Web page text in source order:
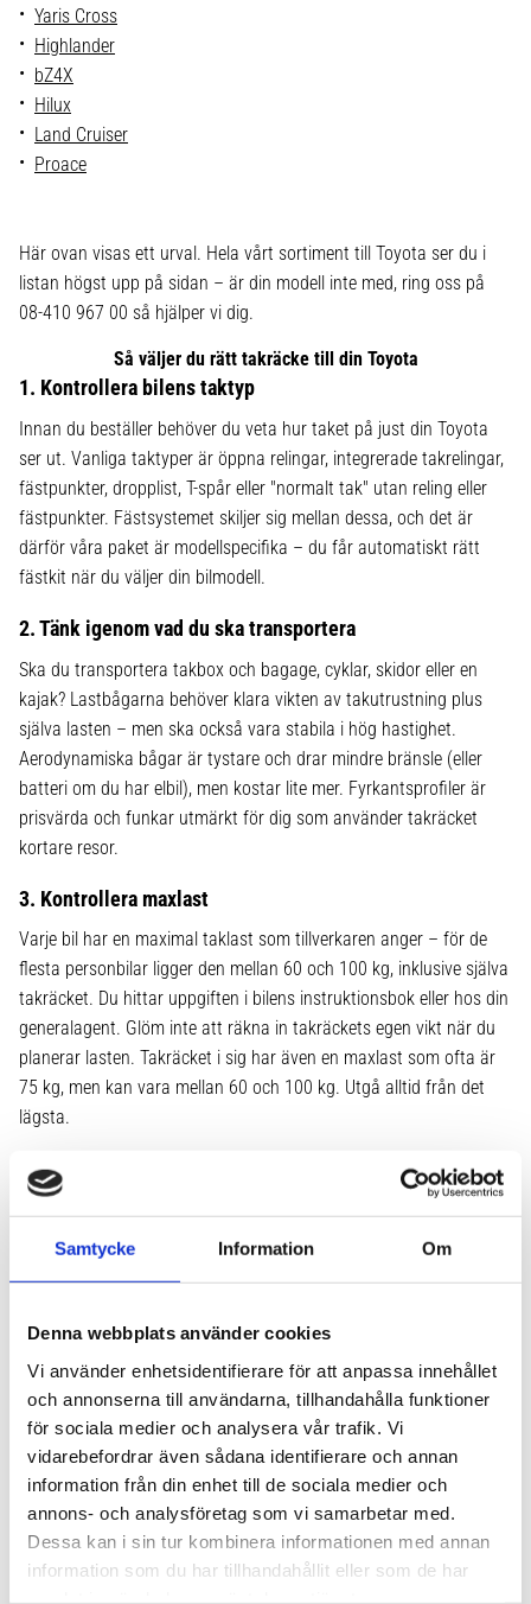
Samtycke Information Om
Denna webbplats använder cookies
Vi använder enhetsidentifierare för att anpassa innehållet
och annonserna till användarna, tillhandahålla funktioner
för sociala medier och analysera vår trafik. Vi
vidarebefordrar även sådana identifierare och annan
information från din enhet till de sociala medier och
annons- och analysföretag som vi samarbetar med.
Dessa kan i sin tur kombinera informationen med annan
information som du har tillhandahållit eller som de har
Yaris Cross
Highlander
bZ4X
Hilux
Land Cruiser
Proace
Här ovan visas ett urval. Hela vårt sortiment till Toyota ser du i
listan högst upp på sidan – är din modell inte med, ring oss på
08-410 967 00 så hjälper vi dig.
Så väljer du rätt takräcke till din Toyota
1. Kontrollera bilens taktyp
Innan du beställer behöver du veta hur taket på just din Toyota
ser ut. Vanliga taktyper är öppna relingar, integrerade takrelingar,
fästpunkter, dropplist, T-spår eller "normalt tak" utan reling eller
fästpunkter. Fästsystemet skiljer sig mellan dessa, och det är
därför våra paket är modellspecifika – du får automatiskt rätt
fästkit när du väljer din bilmodell.
2. Tänk igenom vad du ska transportera
Ska du transportera takbox och bagage, cyklar, skidor eller en
kajak? Lastbågarna behöver klara vikten av takutrustning plus
själva lasten – men ska också vara stabila i hög hastighet.
Aerodynamiska bågar är tystare och drar mindre bränsle (eller
batteri om du har elbil), men kostar lite mer. Fyrkantsprofiler är
prisvärda och funkar utmärkt för dig som använder takräcket
kortare resor.
3. Kontrollera maxlast
Varje bil har en maximal taklast som tillverkaren anger – för de
flesta personbilar ligger den mellan 60 och 100 kg, inklusive själva
takräcket. Du hittar uppgiften i bilens instruktionsbok eller hos din
generalagent. Glöm inte att räkna in takräckets egen vikt när du
planerar lasten. Takräcket i sig har även en maxlast som ofta är
75 kg, men kan vara mellan 60 och 100 kg. Utgå alltid från det
lägsta.
Det här ingår i ett komplett takräckespaket från Takbox.se
Alla våra kompletta paket levereras med:
Två lastbågar – aerodynamiska eller fyrkantsprofil
Fotsats för din bils taktyp
Lås där det är aktuellt
Verktyg som behövs för monteringen
Monteringsanvisning på svenska
Du kan montera takräcket själv – det brukar gå snabbast om
man följer anvisningen. Behöver du hjälp finns vår kundtjänst
tillgänglig på telefon 08-410 967 00 eller mail takbox@takbox.se.
Vanliga frågor om takräcke till Toyota
Vilket takräcke passar min Toyota?